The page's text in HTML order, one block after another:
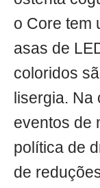
o Core tem
asas de
coloridos
lisergia.
eventos de
política de
de